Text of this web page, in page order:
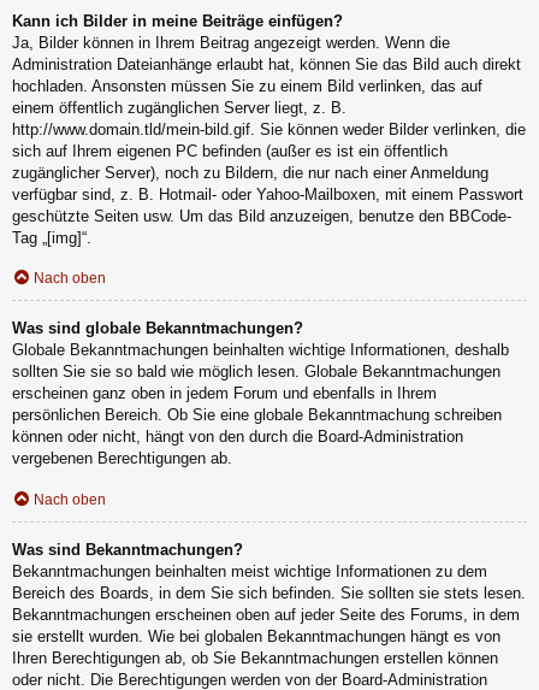
Kann ich Bilder in meine Beiträge einfügen?
Ja, Bilder können in Ihrem Beitrag angezeigt werden. Wenn die
Administration Dateianhänge erlaubt hat, können Sie das Bild auch direkt
hochladen. Ansonsten müssen Sie zu einem Bild verlinken, das auf
einem öffentlich zugänglichen Server liegt, z. B.
http://www.domain.tld/mein-bild.gif. Sie können weder Bilder verlinken, die
sich auf Ihrem eigenen PC befinden (außer es ist ein öffentlich
zugänglicher Server), noch zu Bildern, die nur nach einer Anmeldung
verfügbar sind, z. B. Hotmail- oder Yahoo-Mailboxen, mit einem Passwort
geschützte Seiten usw. Um das Bild anzuzeigen, benutze den BBCode-
Tag „[img]“.
Nach oben
Was sind globale Bekanntmachungen?
Globale Bekanntmachungen beinhalten wichtige Informationen, deshalb
sollten Sie sie so bald wie möglich lesen. Globale Bekanntmachungen
erscheinen ganz oben in jedem Forum und ebenfalls in Ihrem
persönlichen Bereich. Ob Sie eine globale Bekanntmachung schreiben
können oder nicht, hängt von den durch die Board-Administration
vergebenen Berechtigungen ab.
Nach oben
Was sind Bekanntmachungen?
Bekanntmachungen beinhalten meist wichtige Informationen zu dem
Bereich des Boards, in dem Sie sich befinden. Sie sollten sie stets lesen.
Bekanntmachungen erscheinen oben auf jeder Seite des Forums, in dem
sie erstellt wurden. Wie bei globalen Bekanntmachungen hängt es von
Ihren Berechtigungen ab, ob Sie Bekanntmachungen erstellen können
oder nicht. Die Berechtigungen werden von der Board-Administration